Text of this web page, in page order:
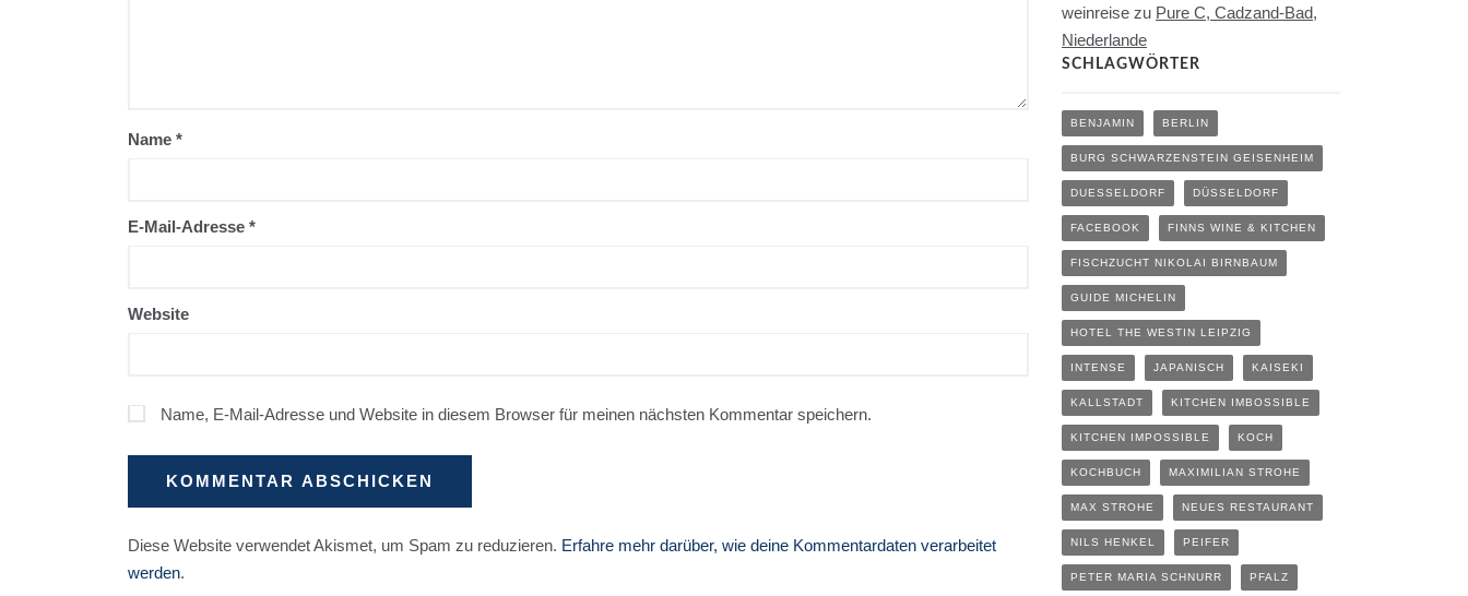
Name *
E-Mail-Adresse *
Website
Name, E-Mail-Adresse und Website in diesem Browser für meinen nächsten Kommentar speichern.
Diese Website verwendet Akismet, um Spam zu reduzieren. Erfahre mehr darüber, wie deine Kommentardaten verarbeitet
werden.
weinreise zu Pure C, Cadzand-Bad,
Niederlande
SCHLAGWÖRTER
BENJAMIN BERLIN
BURG SCHWARZENSTEIN GEISENHEIM
DUESSELDORF DÜSSELDORF
FACEBOOK FINNS WINE & KITCHEN
FISCHZUCHT NIKOLAI BIRNBAUM
GUIDE MICHELIN
HOTEL THE WESTIN LEIPZIG
INTENSE JAPANISCH KAISEKI
KALLSTADT KITCHEN IMBOSSIBLE
KITCHEN IMPOSSIBLE KOCH
KOCHBUCH MAXIMILIAN STROHE
MAX STROHE NEUES RESTAURANT
NILS HENKEL PEIFER
PETER MARIA SCHNURR PFALZ